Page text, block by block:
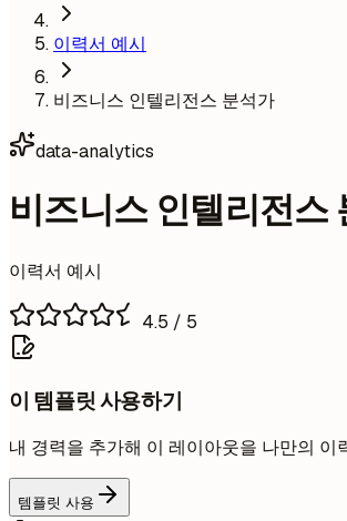
이력서 예시
비즈니스 인텔리전스 분석가
data-analytics
비즈니스 인텔리전스
이력서 예시
4.5 / 5
이 템플릿 사용하기
내 경력을 추가해 이 레이아웃을 나만의 이
템플릿 사용